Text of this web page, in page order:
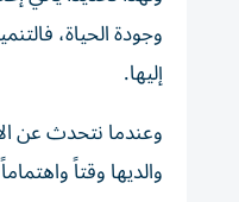
وجودة الحياة،
إليها.
وعندما نتحدث عن
والديها وقتاً